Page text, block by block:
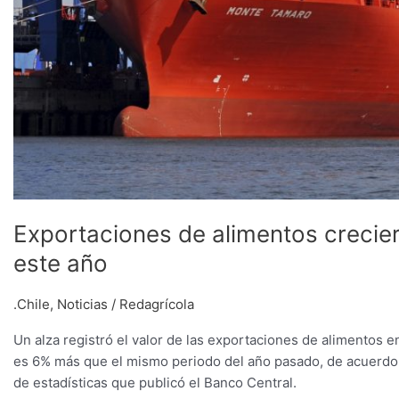
Exportaciones de alimentos
este año
.Chile, Noticias / Redagrícola
Un alza registró el valor de las exportaciones de alimentos
es 6% más que el mismo periodo del año pasado, de
de estadísticas que publicó el Banco Central.